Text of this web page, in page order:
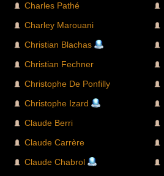
Charles Pathé
Charley Marouani
Christian Blachas
Christian Fechner
Christophe De Ponfilly
Christophe Izard
Claude Berri
Claude Carrère
Claude Chabrol